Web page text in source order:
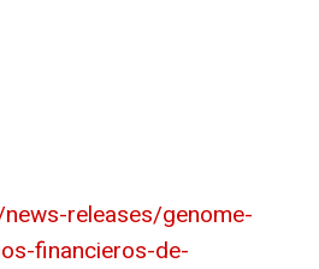
releases/genome-
financieros-de-